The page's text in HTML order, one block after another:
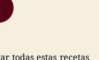
todas estas recetas